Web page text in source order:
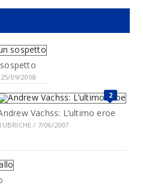
09/2008
2
Vachss: L’ultimo eroe
/ 7/06/2007